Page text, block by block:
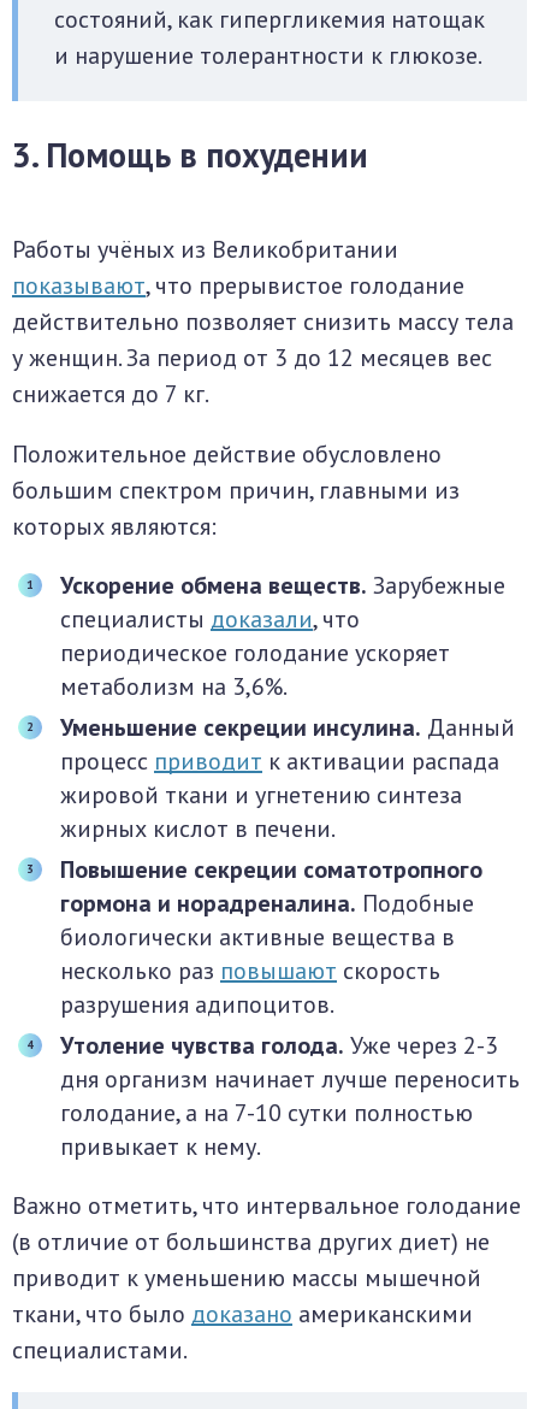
состояний, как гипергликемия натощак
и нарушение толерантности к глюкозе.
3. Помощь в похудении
Работы учёных из Великобритании
показывают, что прерывистое голодание
действительно позволяет снизить массу тела
у женщин. За период от 3 до 12 месяцев вес
снижается до 7 кг.
Положительное действие обусловлено
большим спектром причин, главными из
которых являются:
Ускорение обмена веществ. Зарубежные
специалисты доказали, что
периодическое голодание ускоряет
метаболизм на 3,6%.
Уменьшение секреции инсулина. Данный
процесс приводит к активации распада
жировой ткани и угнетению синтеза
жирных кислот в печени.
Повышение секреции соматотропного
гормона и норадреналина. Подобные
биологически активные вещества в
несколько раз повышают скорость
разрушения адипоцитов.
Утоление чувства голода. Уже через 2-3
дня организм начинает лучше переносить
голодание, а на 7-10 сутки полностью
привыкает к нему.
Важно отметить, что интервальное голодание
(в отличие от большинства других диет) не
приводит к уменьшению массы мышечной
ткани, что было доказано американскими
специалистами.